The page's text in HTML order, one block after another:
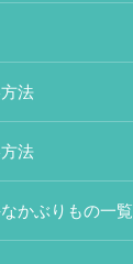
法
法
かぶりもの一覧